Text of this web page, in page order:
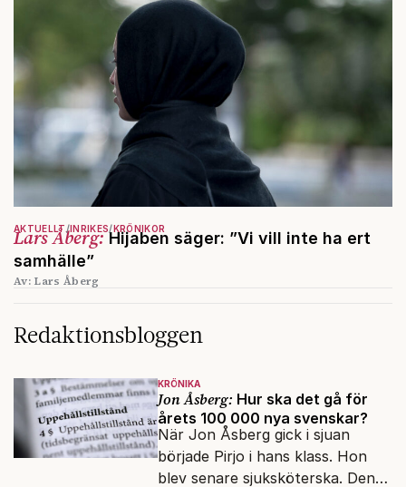
Lars Åberg:Hijaben säger: ”Vi vill inte ha ert
samhälle”
AKTUELLT INRIKES KRÖNIKOR
Av: Lars Åberg
Redaktionsbloggen
KRÖNIKA
Jon Åsberg: Hur ska det gå för
årets 100 000 nya svenskar?
När Jon Åsberg gick i sjuan
började Pirjo i hans klass. Hon
blev senare sjuksköterska. Den